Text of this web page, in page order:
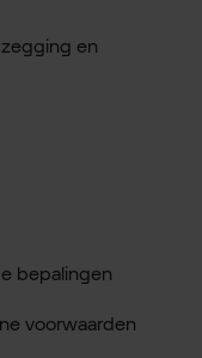
en
bepalingen
voorwaarden